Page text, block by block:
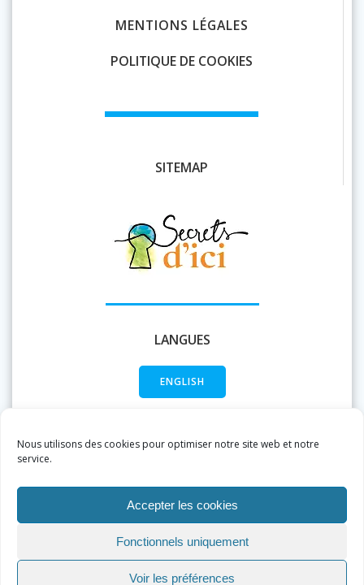
Nous utilisons des cookies pour optimiser notre site web et notre
service.
Accepter les cookies
Fonctionnels uniquement
Voir les préférences
MENTIONS LÉGALES
POLITIQUE DE COOKIES
SITEMAP
LANGUES
ENGLISH